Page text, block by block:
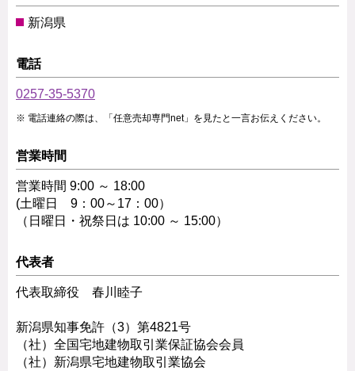
新潟県
電話
0257-35-5370
電話連絡の際は、「任意売却専門net」を見たと一言お伝えください。
営業時間
営業時間 9:00 ～ 18:00
(土曜日 9：00～17：00）
（日曜日・祝祭日は 10:00 ～ 15:00）
代表者
代表取締役 春川睦子
新潟県知事免許（3）第4821号
（社）全国宅地建物取引業保証協会会員
（社）新潟県宅地建物取引業協会